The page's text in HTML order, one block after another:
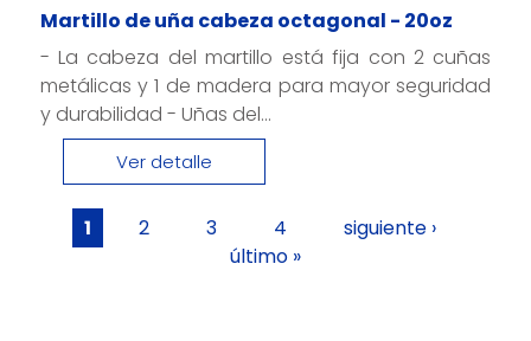
Martillo de uña cabeza octagonal - 20oz
- La cabeza del martillo está fija con 2 cuñas
metálicas y 1 de madera para mayor seguridad
y durabilidad - Uñas del...
Ver detalle
Páginas
1 2 3 4
siguiente ›
último »